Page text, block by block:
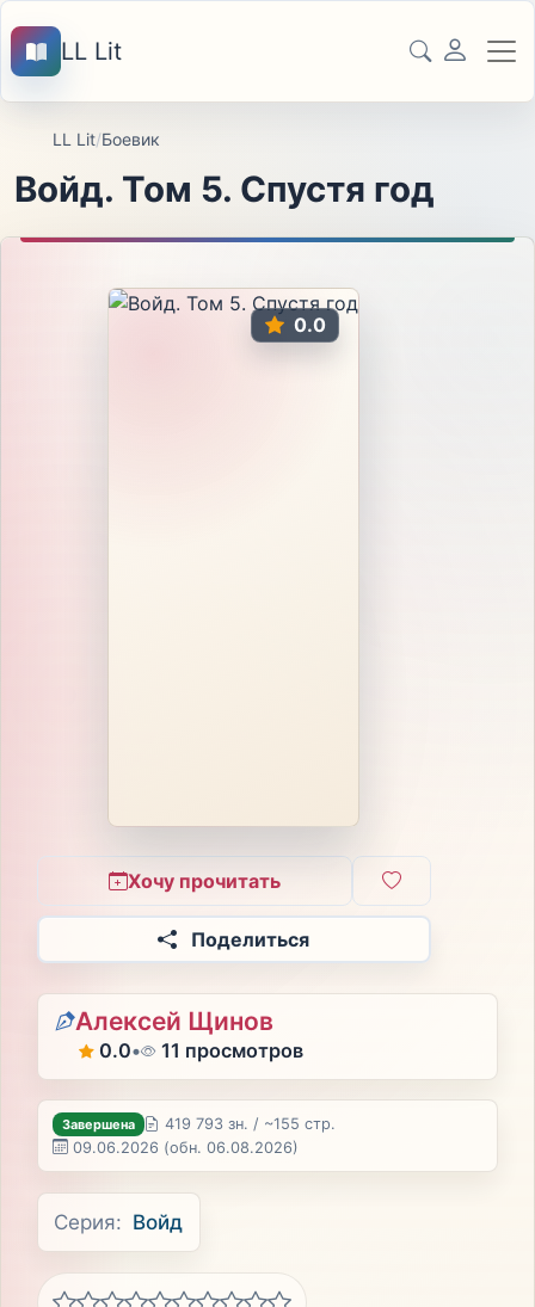
LL Lit
LL Lit/Боевик
Войд. Том 5. Спустя год
0.0
Хочу прочитать
Поделиться
Алексей Щинов
0.0• 11 просмотров
Завершена
419 793 зн. / ~155 стр.
09.06.2026 (обн. 06.08.2026)
Серия: Войд